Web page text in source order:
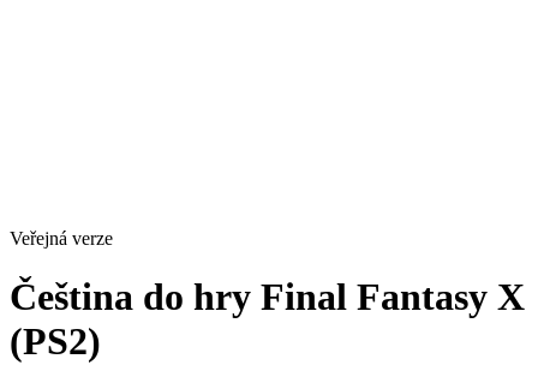
Veřejná verze
Čeština do hry Final Fantasy X
(PS2)